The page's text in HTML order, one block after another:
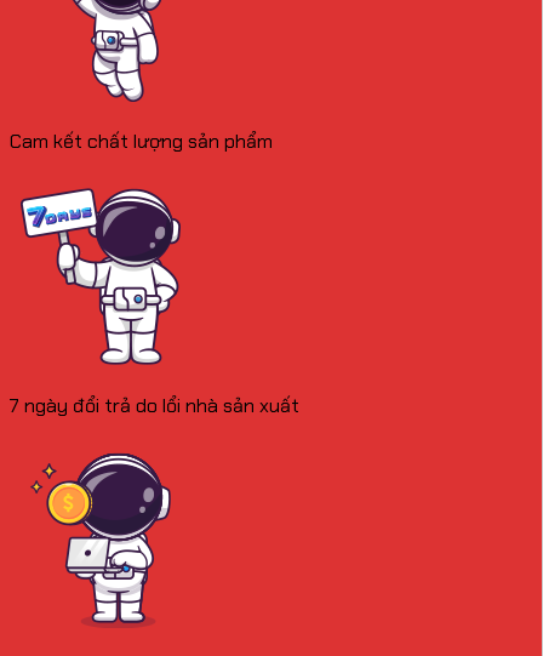
Cam kết chất lượng sản phẩm
7 ngày đổi trả do lổi nhà sản xuất